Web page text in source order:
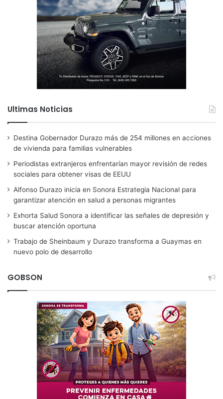
Ultimas Noticias
Destina Gobernador Durazo más de 254 millones en acciones
de vivienda para familias vulnerables
Periodistas extranjeros enfrentarían mayor revisión de redes
sociales para obtener visas de EEUU
Alfonso Durazo inicia en Sonora Estrategia Nacional para
garantizar atención en salud a personas migrantes
Exhorta Salud Sonora a identificar las señales de depresión y
buscar atención oportuna
Trabajo de Sheinbaum y Durazo transforma a Guaymas en
nuevo polo de desarrollo
GOBSON